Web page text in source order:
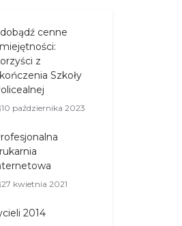
cenne
z
Szkoły
10 października 2023
27 kwietnia 2021
2014